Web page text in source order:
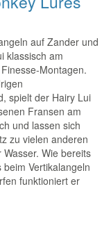
auf Zander und
klassisch am
Montagen.
spielt der Hairy Lui
Fransen am
und lassen sich
zu vielen anderen
Wie bereits
Vertikalangeln
funktioniert er